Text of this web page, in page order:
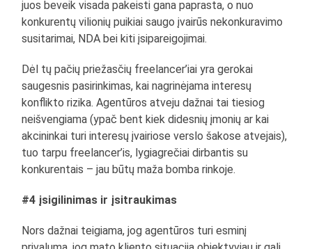
juos beveik visada pakeisti gana paprasta, o nuo
konkurentų vilionių puikiai saugo įvairūs nekonkuravimo
susitarimai, NDA bei kiti įsipareigojimai.
Dėl tų pačių priežasčių freelancer’iai yra gerokai
saugesnis pasirinkimas, kai nagrinėjama interesų
konflikto rizika. Agentūros atveju dažnai tai tiesiog
neišvengiama (ypač bent kiek didesnių įmonių ar kai
akcininkai turi interesų įvairiose verslo šakose atvejais),
tuo tarpu freelancer’is, lygiagrečiai dirbantis su
konkurentais – jau būtų maža bomba rinkoje.
#4 įsigilinimas ir įsitraukimas
Nors dažnai teigiama, jog agentūros turi esminį